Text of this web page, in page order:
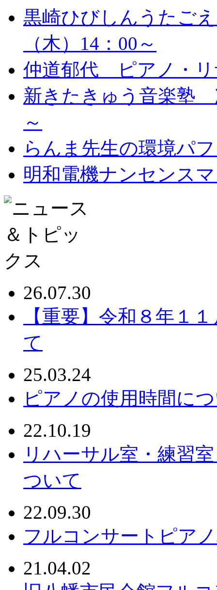
黒崎ひびしんうたご
（木）14：00～
仲道郁代 ピアノ・リ
新きたきゅう音楽塾
～
らんま先生の環境パ
明和電機ナンセンス
26.07.30
【重要】令和８年１
て
25.03.24
ピアノの使用時間に
22.10.19
リハーサル室・練習
ついて
22.09.30
フルコンサートピア
21.04.02